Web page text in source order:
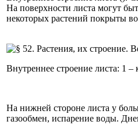
На поверхности листа могут
некоторых растений покрыты
Внутреннее строение листа: 1 –
На нижней стороне листа у
газообмен, испарение воды.